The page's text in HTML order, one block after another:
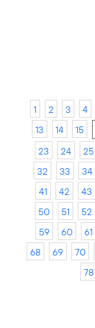
1 2 3 4
13
14 15
23
24 25
32
33 34
41
42 43
50
51 52
59
60 61
68
69 70
78